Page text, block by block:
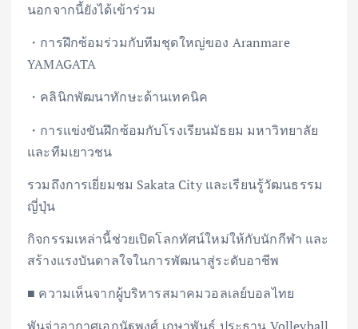
นอกจากนี้ยังได้เข้าร่วม
・การฝึกซ้อมร่วมกับทีมชุดใหญ่ของ Aranmare
YAMAGATA
・คลินิกพัฒนาทักษะด้านเทคนิค
・การแข่งขันฝึกซ้อมกับโรงเรียนมัธยม มหาวิทยาลัย
และทีมเยาวชน
รวมถึงการเยี่ยมชม Sakata City และเรียนรู้วัฒนธรรม
ญี่ปุ่น
กิจกรรมเหล่านี้ช่วยเปิดโลกทัศน์ใหม่ให้กับนักกีฬา และ
สร้างแรงบันดาลใจในการพัฒนาสู่ระดับอาชีพ
■ ความเห็นจากผู้บริหารสมาคมวอลเลย์บอลไทย